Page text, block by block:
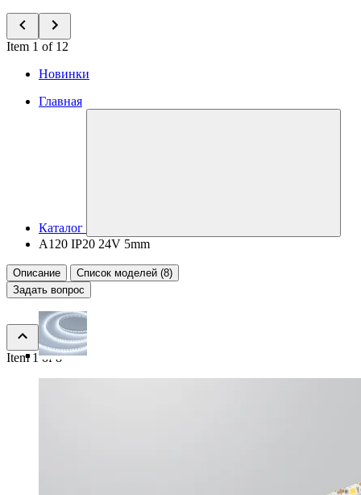
Item 1 of 12
Новинки
Главная
Каталог
A120 IP20 24V 5mm
Описание
Список моделей (8)
Задать вопрос
Item 1 of 8